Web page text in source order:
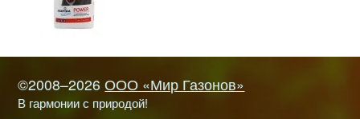
©2008–2026 ООО «Мир Газонов»
В гармонии с природой!